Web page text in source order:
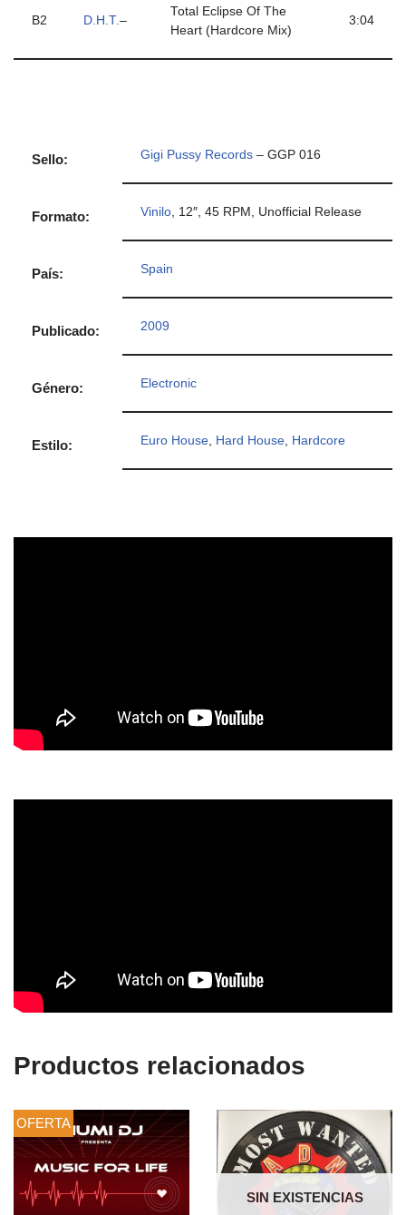
B2 D.H.T.–
Total Eclipse Of The
Heart (Hardcore Mix)
3:04
Sello: Gigi Pussy Records – GGP 016
Formato: Vinilo, 12″, 45 RPM, Unofficial Release
País: Spain
Publicado: 2009
Género: Electronic
Estilo: Euro House, Hard House, Hardcore
Productos relacionados
OFERTA
SIN EXISTENCIAS